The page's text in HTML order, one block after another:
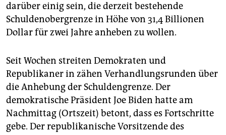
darüber einig sein, die derzeit bestehende
Schuldenobergrenze in Höhe von 31,4 Billionen
Dollar für zwei Jahre anheben zu wollen.
Seit Wochen streiten Demokraten und
Republikaner in zähen Verhandlungsrunden über
die Anhebung der Schuldengrenze. Der
demokratische Präsident Joe Biden hatte am
Nachmittag (Ortszeit) betont, dass es Fortschritte
gebe. Der republikanische Vorsitzende des